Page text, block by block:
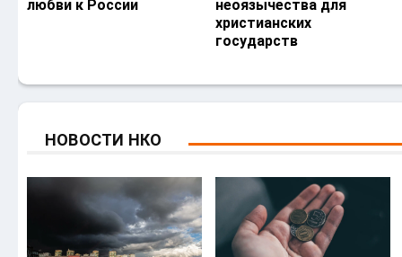
любви к России
неоязычества для
христианских
государств
НОВОСТИ НКО